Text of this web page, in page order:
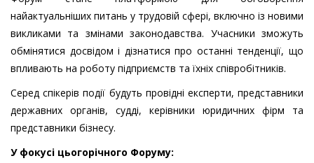
найактуальніших питань у трудовій сфері, включно із новими
викликами та змінами законодавства. Учасники зможуть
обмінятися досвідом і дізнатися про останні тенденції, що
впливають на роботу підприємств та їхніх співробітників.
Серед спікерів події будуть провідні експерти, представники
державних органів, судді, керівники юридичних фірм та
представники бізнесу.
У фокусі цьогорічного Форуму: